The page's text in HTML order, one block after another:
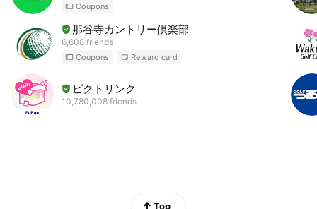
Coupons
那谷寺カントリー倶楽部
6,608 friends
Coupons Reward card
ピクトリンク
10,780,008 friends
Top